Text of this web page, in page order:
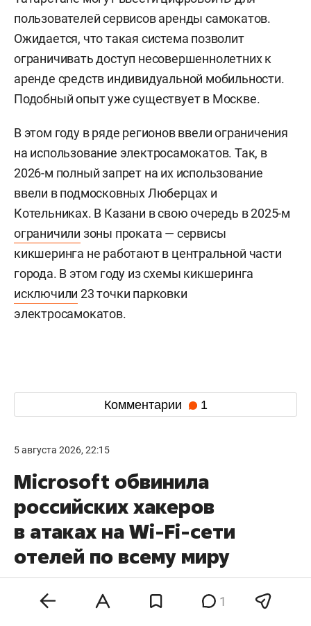
пользователей сервисов аренды самокатов.
Ожидается, что такая система позволит
ограничивать доступ несовершеннолетних к
аренде средств индивидуальной мобильности.
Подобный опыт уже существует в Москве.
В этом году в ряде регионов ввели ограничения
на использование электросамокатов. Так, в
2026-м полный запрет на их использование
ввели в подмосковных Люберцах и
Котельниках. В Казани в свою очередь в 2025-м
ограничили зоны проката — сервисы
кикшеринга не работают в центральной части
города. В этом году из схемы кикшеринга
исключили 23 точки парковки
электросамокатов.
Комментарии 1
5 августа 2026, 22:15
Microsoft обвинила
российских хакеров
в атаках на Wi-Fi-сети
отелей по всему миру
1